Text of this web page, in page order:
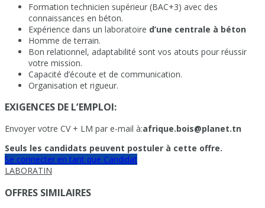
Formation technicien supérieur (BAC+3) avec des
connaissances en béton.
Expérience dans un laboratoire d’une centrale à béton
Homme de terrain.
Bon relationnel, adaptabilité sont vos atouts pour réussir
votre mission.
Capacité d’écoute et de communication.
Organisation et rigueur.
EXIGENCES DE L’EMPLOI:
Envoyer votre CV + LM par e-mail à:afrique.bois@planet.tn
Seuls les candidats peuvent postuler à cette offre.
Se connecter en tant que Candidat
LABORATIN
OFFRES SIMILAIRES